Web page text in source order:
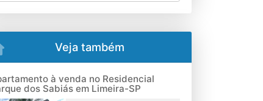
Veja também
à venda no Residencial
dos Sabiás em Limeira-SP